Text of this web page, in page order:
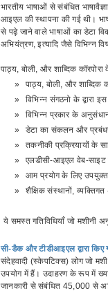
भारतीय भाषाओं से संबंधित
आइएल की स्थापना की गई थी।
से पढ़े जाने वाले भाषाओं का डेटा
अभियंत्रण, इत्यादि जैसे विभिन्न
पाठ्य, बोली, और शाब्दिक
»
पाठ्य, बोली, और शाब्दिक
»
विभिन्न संगठनो के द्वारा
»
विभिन्न प्रकार के
»
डेटा का संकलन और
»
तकनीकी प्रक्रियायों के
»
एलडीसी-आइएल वेब-साइट
»
आम प्रयोग के लिए उपयुक्त
»
शैक्षिक संस्थानों,
ये समस्त गतिविधियाँ जो मशीनी
सी-डैक और टीडीआइएल द्वारा किए
संदेहवादी (स्केपटिक्स) लोग जो
उपयोग में हैं। उदाहरण के रूप में
जानकारी से संबंधित 45,000 से